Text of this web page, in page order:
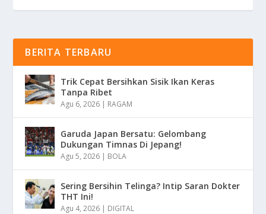
BERITA TERBARU
Trik Cepat Bersihkan Sisik Ikan Keras
Tanpa Ribet
Agu 6, 2026 | RAGAM
Garuda Japan Bersatu: Gelombang
Dukungan Timnas Di Jepang!
Agu 5, 2026 | BOLA
Sering Bersihin Telinga? Intip Saran Dokter
THT Ini!
Agu 4, 2026 | DIGITAL